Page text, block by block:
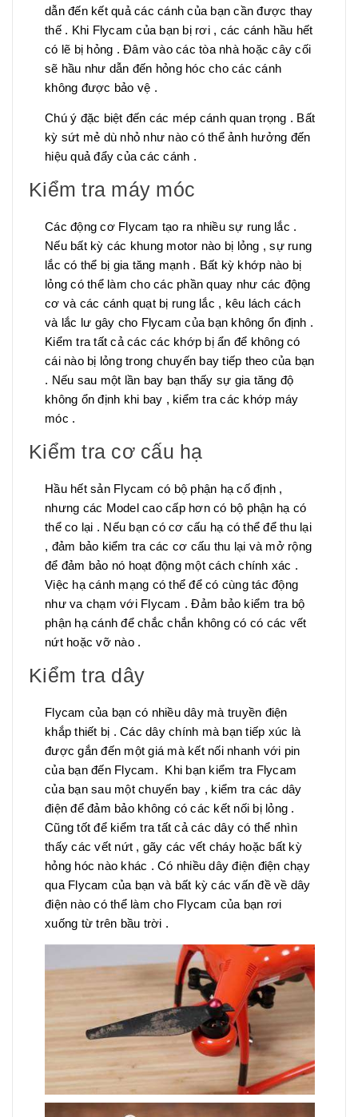
dẫn đến kết quả các cánh của bạn cần được thay
thế . Khi Flycam của bạn bị rơi , các cánh hầu hết
có lẽ bị hỏng . Đâm vào các tòa nhà hoặc cây cối
sẽ hầu như dẫn đến hỏng hóc cho các cánh
không được bảo vệ .
Chú ý đặc biệt đến các mép cánh quan trọng . Bất
kỳ sứt mẻ dù nhỏ như nào có thể ảnh hưởng đến
hiệu quả đẩy của các cánh .
Kiểm tra máy móc
Các động cơ Flycam tạo ra nhiều sự rung lắc .
Nếu bất kỳ các khung motor nào bị lỏng , sự rung
lắc có thể bị gia tăng mạnh . Bất kỳ khớp nào bị
lỏng có thể làm cho các phần quay như các động
cơ và các cánh quạt bị rung lắc , kêu lách cách
và lắc lư gây cho Flycam của bạn không ổn định .
Kiểm tra tất cả các các khớp bị ẩn để không có
cái nào bị lỏng trong chuyến bay tiếp theo của bạn
. Nếu sau một lần bay bạn thấy sự gia tăng độ
không ổn định khi bay , kiểm tra các khớp máy
móc .
Kiểm tra cơ cấu hạ
Hầu hết sản Flycam có bộ phận hạ cố định ,
nhưng các Model cao cấp hơn có bộ phận hạ có
thể co lại . Nếu bạn có cơ cấu hạ có thể để thu lại
, đảm bảo kiểm tra các cơ cấu thu lại và mở rộng
để đảm bảo nó hoạt động một cách chính xác .
Việc hạ cánh mạng có thể để có cùng tác động
như va chạm với Flycam . Đảm bảo kiểm tra bộ
phận hạ cánh để chắc chắn không có có các vết
nứt hoặc vỡ nào .
Kiểm tra dây
Flycam của bạn có nhiều dây mà truyền điện
khắp thiết bị . Các dây chính mà bạn tiếp xúc là
được gắn đến một giá mà kết nối nhanh với pin
của bạn đến Flycam. Khi bạn kiểm tra Flycam
của bạn sau một chuyến bay , kiểm tra các dây
điện để đảm bảo không có các kết nối bị lỏng .
Cũng tốt để kiểm tra tất cả các dây có thể nhìn
thấy các vết nứt , gãy các vết cháy hoặc bất kỳ
hỏng hóc nào khác . Có nhiều dây điện điện chạy
qua Flycam của bạn và bất kỳ các vấn đề về dây
điện nào có thể làm cho Flycam của bạn rơi
xuống từ trên bầu trời .